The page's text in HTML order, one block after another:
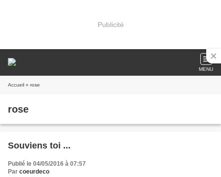
Publicité
MENU
Accueil » rose
rose
Souviens toi ...
Publié le 04/05/2016 à 07:57
Par coeurdeco